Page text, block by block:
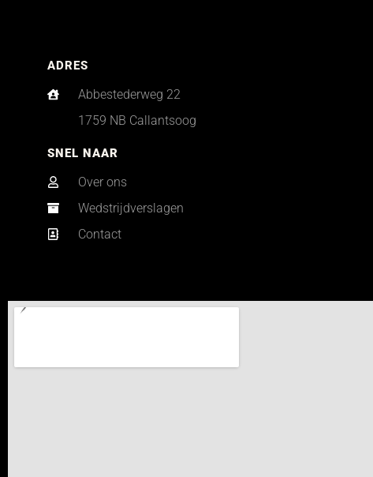
ADRES
Abbestederweg 22
1759 NB Callantsoog
SNEL NAAR
Over ons
Wedstrijdverslagen
Contact